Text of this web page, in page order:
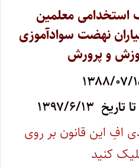
استخدامی معلمین
نهضت سوادآموزی
و پرورش
۱۳۹۷/۶/۱۳
افِ این قانون بر روی
کنید